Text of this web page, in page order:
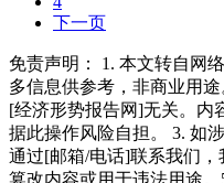
下一页
免责声明： 1. 本文转自网
多信息供参考，非商业用
[经济形势报告网]无关。内
据此操作风险自担。 3. 如
通过[邮箱/电话]联系我们，
篡改内容或用于违法用途